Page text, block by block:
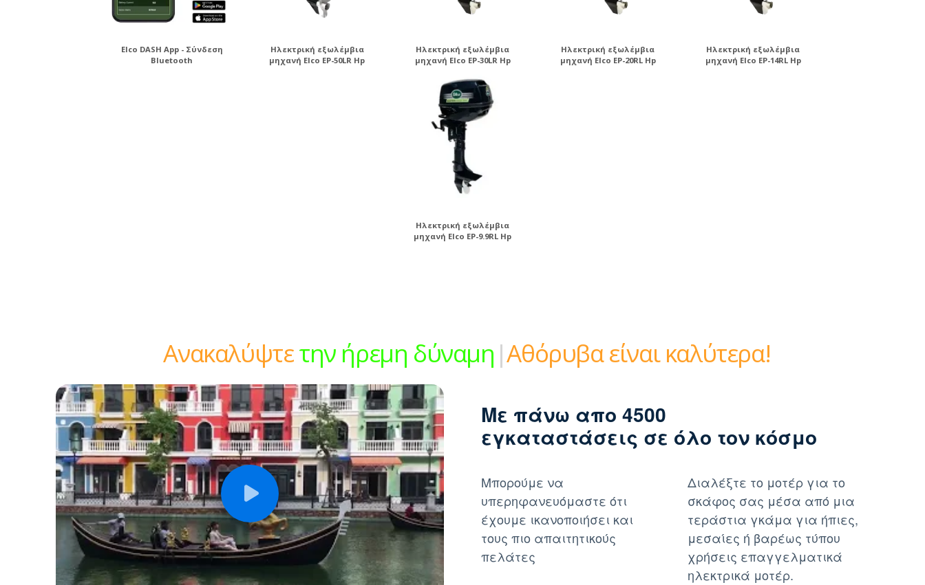
Elco DASH App - Σύνδεση
Bluetooth
Ηλεκτρική εξωλέμβια
μηχανή Elco EP-50LR Hp
Ηλεκτρική εξωλέμβια
μηχανή Elco EP-30LR Hp
Ηλεκτρική εξωλέμβια
μηχανή Elco EP-20RL Hp
Ηλεκτρική εξωλέμβια
μηχανή Elco EP-14RL Hp
Ηλεκτρική εξωλέμβια
μηχανή Elco EP-9.9RL Hp
Ανακαλύψτε την ήρεμη|Αθόρυβα είναι καλύτερα!
Με πάνω απο 4500
εγκαταστάσεις σε όλο τον κόσμο
Μπορούμε να
υπερηφανευόμαστε ότι
έχουμε ικανοποιήσει και
τους πιο απαιτητικούς
πελάτες
Διαλέξτε το μοτέρ για το
σκάφος σας μέσα από μια
τεράστια γκάμα για ήπιες,
μεσαίες ή βαρέως τύπου
χρήσεις επαγγελματικά
ηλεκτρικά μοτέρ.